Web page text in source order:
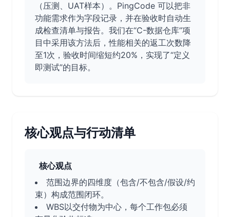
（压测、UAT样本）。PingCode 可以把非
功能需求作为字段记录，并在验收时自动生
成检查清单与报告。我们在“C-数据仓库”项
目中采用该方法后，性能相关的返工次数降
至1次，验收时间缩短约20%，实现了“定义
即测试”的目标。
核心观点与行动清单
核心观点
范围边界的四维度（包含/不包含/假设/约
束）构成范围闭环。
WBS以交付物为中心，每个工作包必须